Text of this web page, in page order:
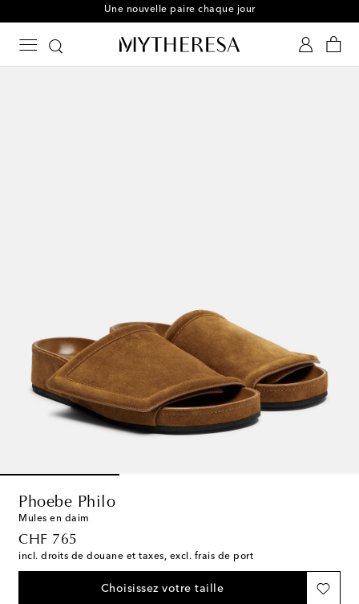
Phoebe Philo
Mules en daim
CHF 765
original price
incl. droits de douane et taxes, excl. frais de port
Choisissez votre taille